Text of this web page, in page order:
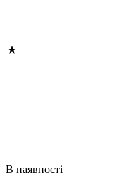
В наявності